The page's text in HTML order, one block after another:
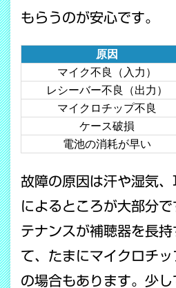
もらうのが安心です。
原因
マイク不良（入力）
レシーバー不良（出力）
マイクロチップ不良
ケース破損
電池の消耗が早い
故障の原因は汗や湿気
によるところが大部分
テナンスが補聴器を長
て、たまにマイクロチ
の場合もあります。少